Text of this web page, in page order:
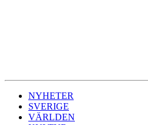
NYHETER
SVERIGE
VÄRLDEN